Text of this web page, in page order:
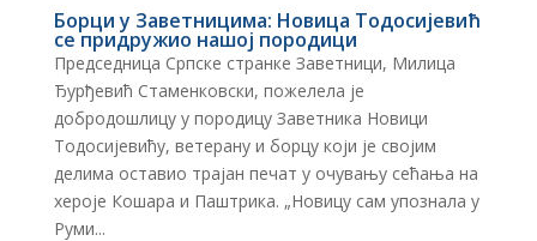
Борци у Заветницима: Новица Тодосијевић
се придружио нашој породици
Председница Српске странке Заветници, Милица
Ђурђевић Стаменковски, пожелела је
добродошлицу у породицу Заветника Новици
Тодосијевићу, ветерану и борцу који је својим
делима оставио трајан печат у очувању сећања на
хероје Кошара и Паштрика. „Новицу сам упознала у
Руми...